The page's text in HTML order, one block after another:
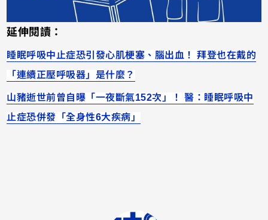
延伸閱讀：
睡眠呼吸中止症恐引發心肌梗塞、腦出血！ 拜登也在戴的
「連續正壓呼吸器」是什麼？
山豬逝世前曾自曝「一夜斷氣152次」！ 醫：睡眠呼吸中
止症恐併發「全身性6大疾病」